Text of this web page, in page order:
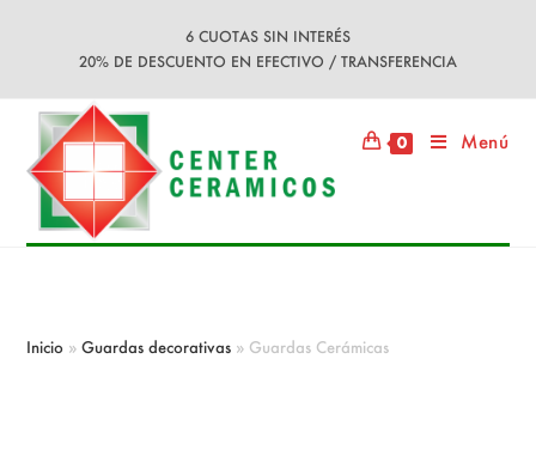
6 CUOTAS SIN INTERÉS
20% DE DESCUENTO EN EFECTIVO / TRANSFERENCIA
0 Menú
Inicio »Guardas decorativas » Guardas Cerámicas